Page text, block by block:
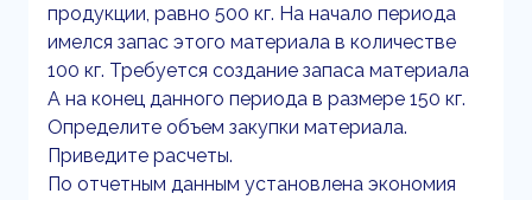
продукции, равно 500 кг. На начало периода
имелся запас этого материала в количестве
100 кг. Требуется создание запаса материала
А на конец данного периода в размере 150 кг.
Определите объем закупки материала.
Приведите расчеты.
По отчетным данным установлена экономия